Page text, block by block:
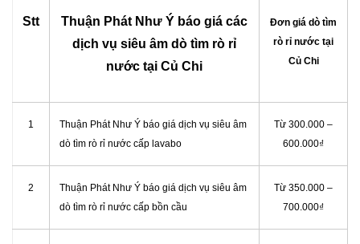
Stt
Thuận Phát Như Ý báo giá các
dịch vụ siêu âm dò tìm rò rỉ
nước tại Củ Chi
Đơn giá dò tìm
rò rỉ nước tại
Củ Chi
1
Thuận Phát Như Ý báo giá dịch vụ siêu âm
dò tìm rò rỉ nước cấp lavabo
Từ 300.000 –
600.000₫
2
Thuận Phát Như Ý báo giá dịch vụ siêu âm
dò tìm rò rỉ nước cấp bồn cầu
Từ 350.000 –
700.000₫